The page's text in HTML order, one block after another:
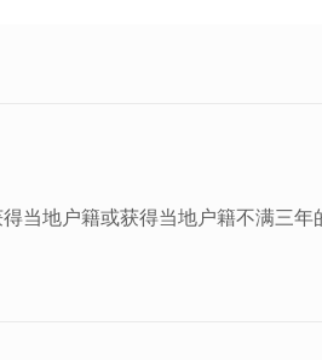
当地户籍或获得当地户籍不满三年